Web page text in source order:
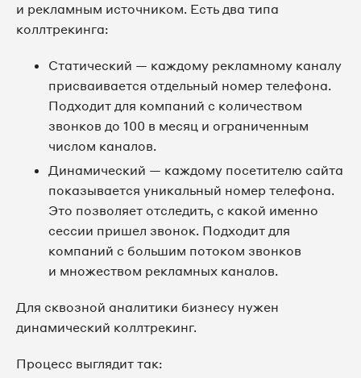
и рекламным источником. Есть два типа
коллтрекинга:
Статический — каждому рекламному каналу
присваивается отдельный номер телефона.
Подходит для компаний с количеством
звонков до 100 в месяц и ограниченным
числом каналов.
Динамический — каждому посетителю сайта
показывается уникальный номер телефона.
Это позволяет отследить, с какой именно
сессии пришел звонок. Подходит для
компаний с большим потоком звонков
и множеством рекламных каналов.
Для сквозной аналитики бизнесу нужен
динамический коллтрекинг.
Процесс выглядит так: